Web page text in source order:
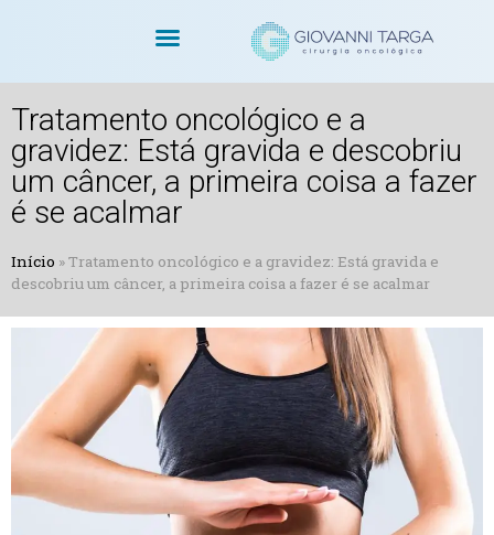
Tratamento oncológico e a
gravidez: Está gravida e descobriu
um câncer, a primeira coisa a fazer
é se acalmar
Início »Tratamento oncológico e a gravidez: Está gravida e
descobriu um câncer, a primeira coisa a fazer é se acalmar